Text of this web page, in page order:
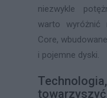
niezwykle
warto wyróżnić
Core,
i pojemne dyski.